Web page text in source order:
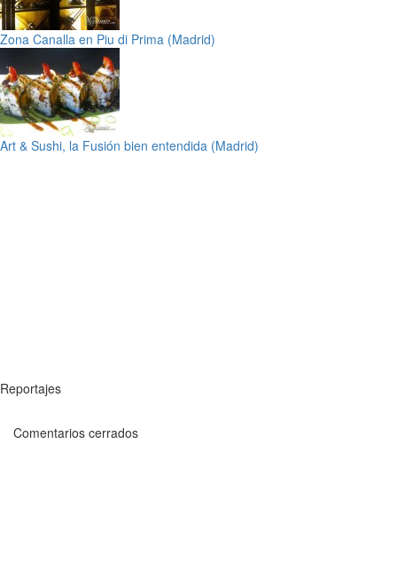
Zona Canalla en Piu di Prima (Madrid)
Art & Sushi, la Fusión bien entendida (Madrid)
Reportajes
Comentarios cerrados